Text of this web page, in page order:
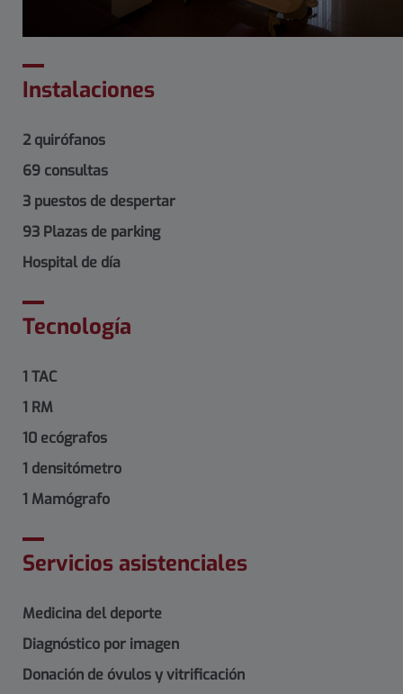
Instalaciones
2 quirófanos
69 consultas
3 puestos de despertar
93 Plazas de parking
Hospital de día
Tecnología
1 TAC
1 RM
10 ecógrafos
1 densitómetro
1 Mamógrafo
Servicios asistenciales
Medicina del deporte
Diagnóstico por imagen
Donación de óvulos y vitrificación